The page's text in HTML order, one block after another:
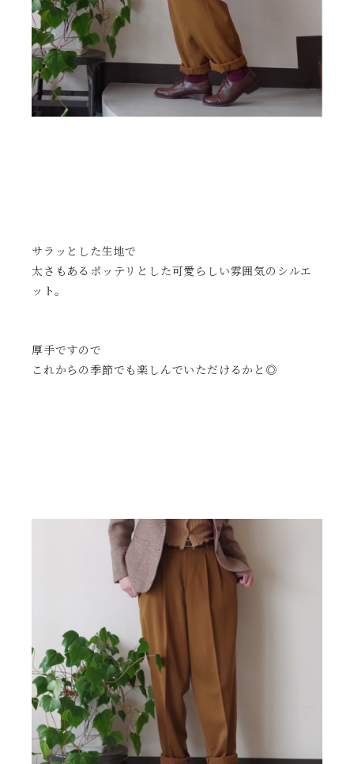
サラッとした生地で
太さもあるポッテリとした可愛らしい雰囲気のシルエ
ット。
厚手ですので
これからの季節でも楽しんでいただけるかと◎